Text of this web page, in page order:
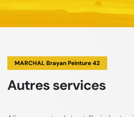
MARCHAL Brayan Peinture 42
Autres services